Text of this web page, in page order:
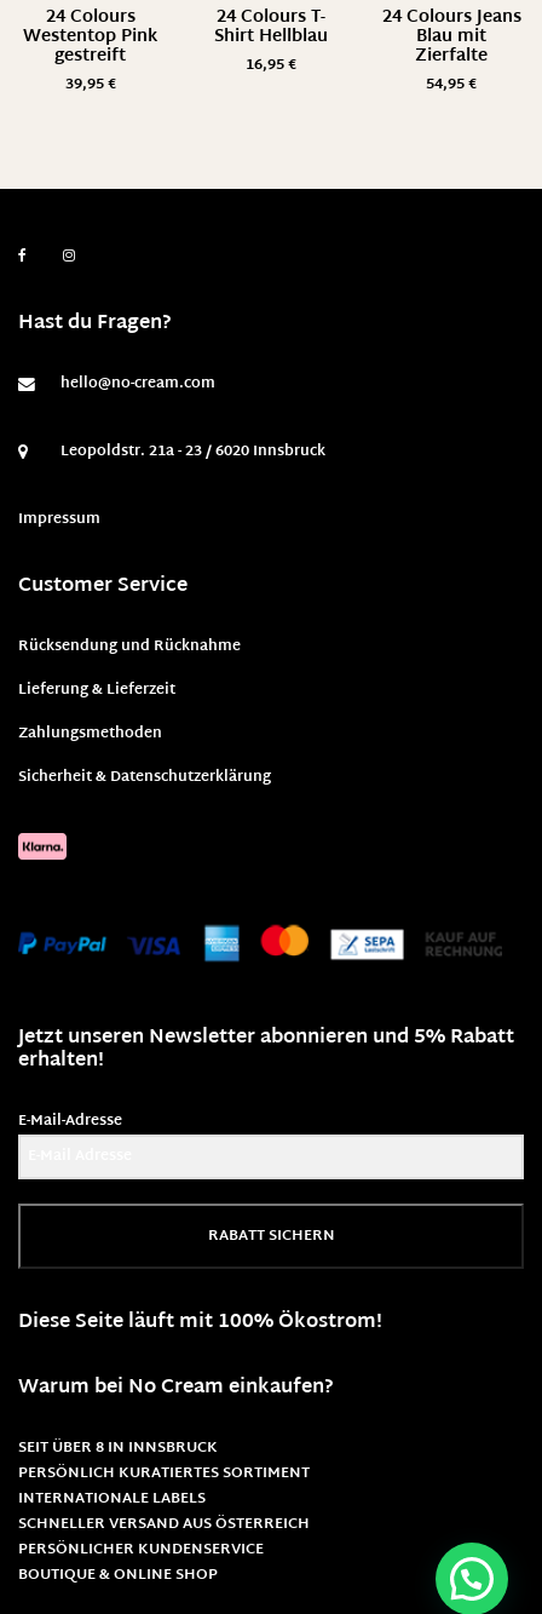
24 Colours
Westentop Pink
gestreift
39,95€
24 Colours T-
Shirt Hellblau
16,95€
24 Colours Jeans
Blau mit
Zierfalte
54,95€
Hast du Fragen?
hello@no-cream.com
Leopoldstr. 21a - 23 / 6020 Innsbruck
Impressum
Customer Service
Rücksendung und Rücknahme
Lieferung & Lieferzeit
Zahlungsmethoden
Sicherheit & Datenschutzerklärung
Jetzt unseren Newsletter abonnieren und 5% Rabatt
erhalten!
E-Mail-Adresse
RABATT SICHERN
Diese Seite läuft mit 100% Ökostrom!
Warum bei No Cream einkaufen?
SEIT ÜBER 8 IN INNSBRUCK
PERSÖNLICH KURATIERTES SORTIMENT
INTERNATIONALE LABELS
SCHNELLER VERSAND AUS ÖSTERREICH
PERSÖNLICHER KUNDENSERVICE
BOUTIQUE & ONLINE SHOP